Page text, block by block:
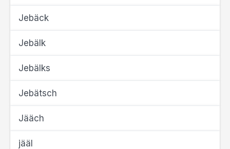
Jebäck
Jebälk
Jebälks
Jebätsch
Jääch
jääl